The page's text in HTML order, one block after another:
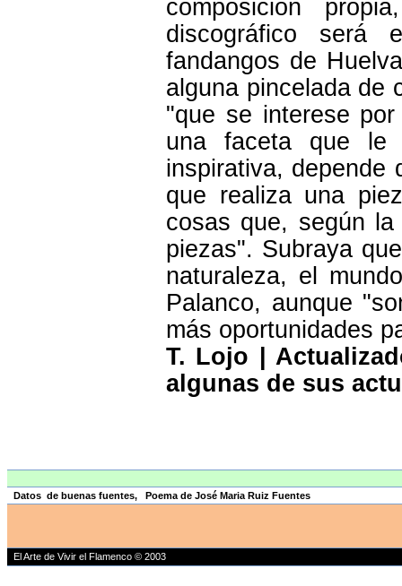
composición
discográfico será
fandangos de
alguna pincelada de
"que se interese
una faceta que
inspirativa, depende
que realiza una
cosas que, según
piezas". Subraya
naturaleza, el
Palanco, aunque
más oportunidades
T. Lojo |
algunas de sus
Datos de buenas fuentes, Poema de José Maria Ruiz Fuentes
El Arte de Vivir el Flamenco © 2003